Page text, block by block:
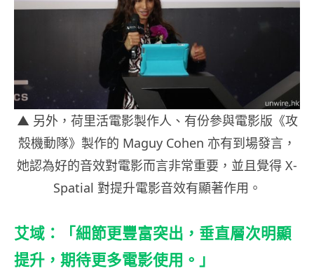
▲ 另外，荷里活電影製作人、有份參與電影版《攻
殼機動隊》製作的 Maguy Cohen 亦有到場發言，
她認為好的音效對電影而言非常重要，並且覺得 X-
Spatial 對提升電影音效有顯著作用。
艾域：「細節更豐富突出，垂直層次明顯
提升，期待更多電影使用。」